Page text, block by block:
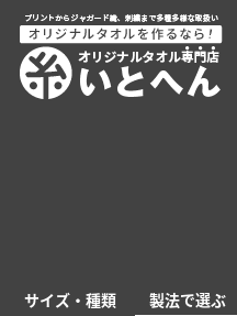
サイズ・種類
製法で選ぶ